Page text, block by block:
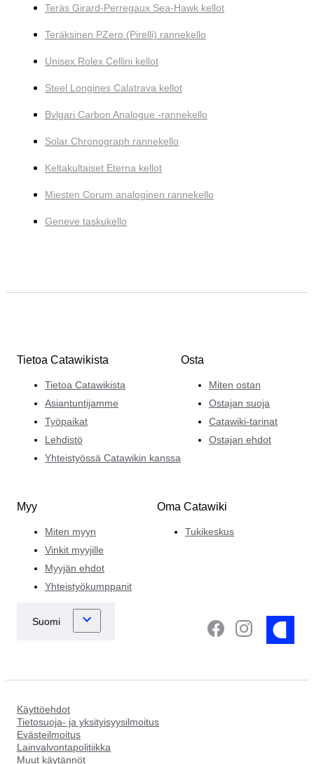
Teräs Girard-Perregaux Sea-Hawk kellot
Teräksinen PZero (Pirelli) rannekello
Unisex Rolex Cellini kellot
Steel Longines Calatrava kellot
Bvlgari Carbon Analogue -rannekello
Solar Chronograph rannekello
Keltakultaiset Eterna kellot
Miesten Corum analoginen rannekello
Geneve taskukello
Tietoa Catawikista
Tietoa Catawikista
Asiantuntijamme
Työpaikat
Lehdistö
Yhteistyössä Catawikin kanssa
Osta
Miten ostan
Ostajan suoja
Catawiki-tarinat
Ostajan ehdot
Myy
Miten myyn
Vinkit myyjille
Myyjän ehdot
Yhteistyökumppanit
Oma Catawiki
Tukikeskus
Käyttöehdot
Tietosuoja- ja yksityisyysilmoitus
Evästeilmoitus
Lainvalvontapolitiikka
Muut käytännöt